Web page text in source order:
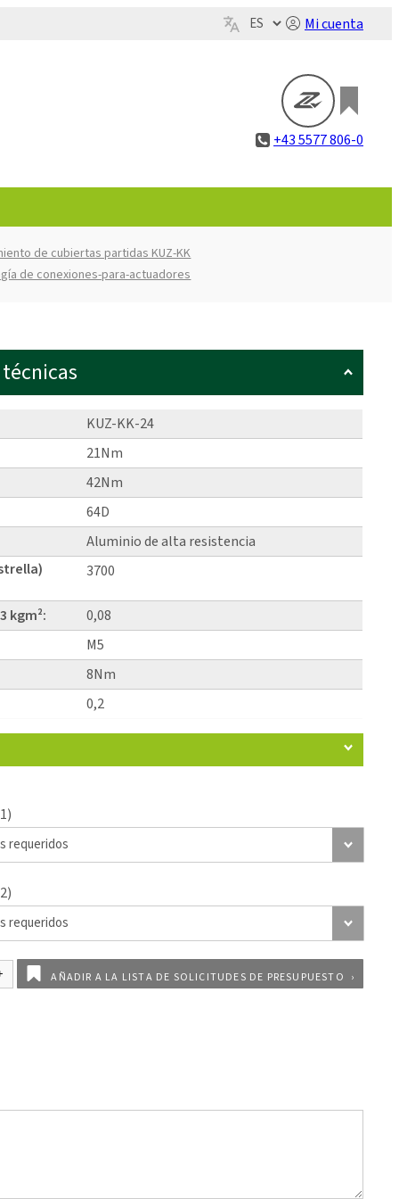
Mi cuenta
+43 5577 806-0
de cubiertas partidas KUZ-KK
de conexiones-para-actuadores
KUZ-KK-24
21Nm
42Nm
64D
Aluminio de alta resistencia
3700
kgm²:
0,08
M5
8Nm
0,2
AÑADIR A LA LISTA DE SOLICITUDES DE PRESUPUESTO